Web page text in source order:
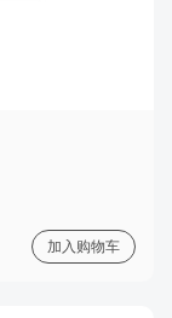
加入购物车